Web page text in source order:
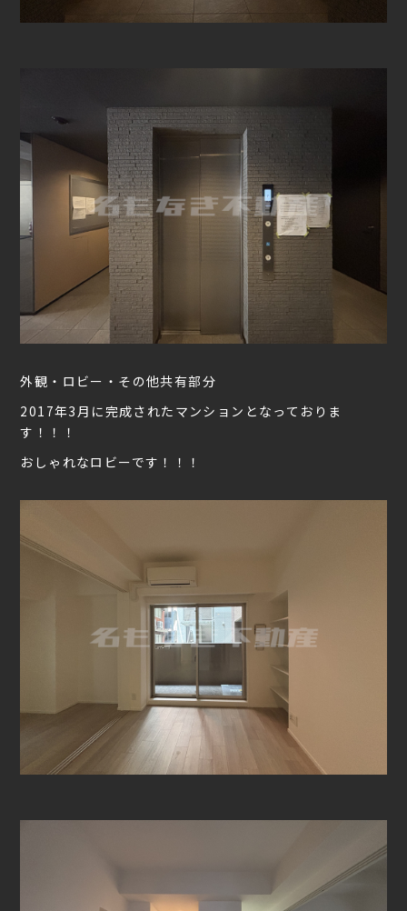
外観・ロビー・その他共有部分
2017年3月に完成されたマンションとなっておりま
す！！！
おしゃれなロビーです！！！